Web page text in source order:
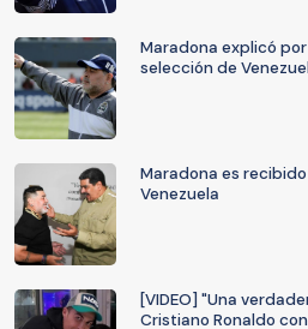
Maradona explicó
selección de
Maradona es
Venezuela
[VIDEO] "Una
Cristiano Ronaldo